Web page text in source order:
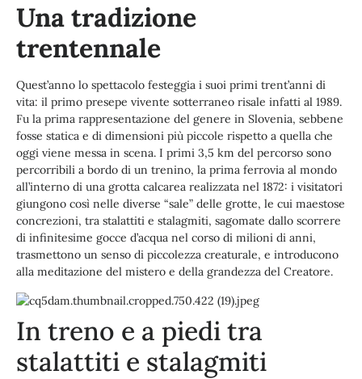
Una tradizione
trentennale
Quest’anno lo spettacolo festeggia i suoi primi trent’anni di
vita: il primo presepe vivente sotterraneo risale infatti al 1989.
Fu la prima rappresentazione del genere in Slovenia, sebbene
fosse statica e di dimensioni più piccole rispetto a quella che
oggi viene messa in scena. I primi 3,5 km del percorso sono
percorribili a bordo di un trenino, la prima ferrovia al mondo
all’interno di una grotta calcarea realizzata nel 1872: i visitatori
giungono così nelle diverse “sale” delle grotte, le cui maestose
concrezioni, tra stalattiti e stalagmiti, sagomate dallo scorrere
di infinitesime gocce d’acqua nel corso di milioni di anni,
trasmettono un senso di piccolezza creaturale, e introducono
alla meditazione del mistero e della grandezza del Creatore.
In treno e a piedi tra
stalattiti e stalagmiti